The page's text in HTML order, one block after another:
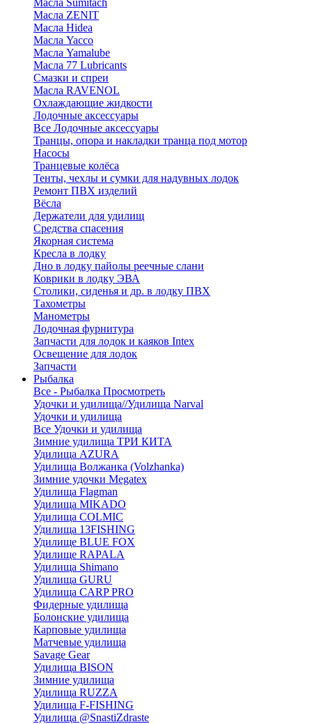
Масла Sumitach
Масла ZENIT
Масла Hidea
Масла Yacco
Масла Yamalube
Масла 77 Lubricants
Смазки и спреи
Масла RAVENOL
Охлаждающие жидкости
Лодочные аксессуары
Все Лодочные аксессуары
Транцы, опора и накладки транца под мотор
Насосы
Транцевые колёса
Тенты, чехлы и сумки для надувных лодок
Ремонт ПВХ изделий
Вёсла
Держатели для удилищ
Средства спасения
Якорная система
Кресла в лодку
Дно в лодку пайолы реечные слани
Коврики в лодку ЭВА
Столики, сиденья и др. в лодку ПВХ
Тахометры
Манометры
Лодочная фурнитура
Запчасти для лодок и каяков Intex
Освещение для лодок
Запчасти
Рыбалка
Все - Рыбалка Просмотреть
Удочки и удилища//Удилища Narval
Удочки и удилища
Все Удочки и удилища
Зимние удилища ТРИ КИТА
Удилища AZURA
Удилища Волжанка (Volzhanka)
Зимние удочки Megatex
Удилища Flagman
Удилища MIKADO
Удилища COLMIC
Удилища 13FISHING
Удилище BLUE FOX
Удилище RAPALA
Удилища Shimano
Удилища GURU
Удилища CARP PRO
Фидерные удилища
Болонские удилища
Карповые удилища
Матчевые удилища
Savage Gear
Удилища BISON
Зимние удилища
Удилища RUZZA
Удилища F-FISHING
Удилища @SnastiZdraste